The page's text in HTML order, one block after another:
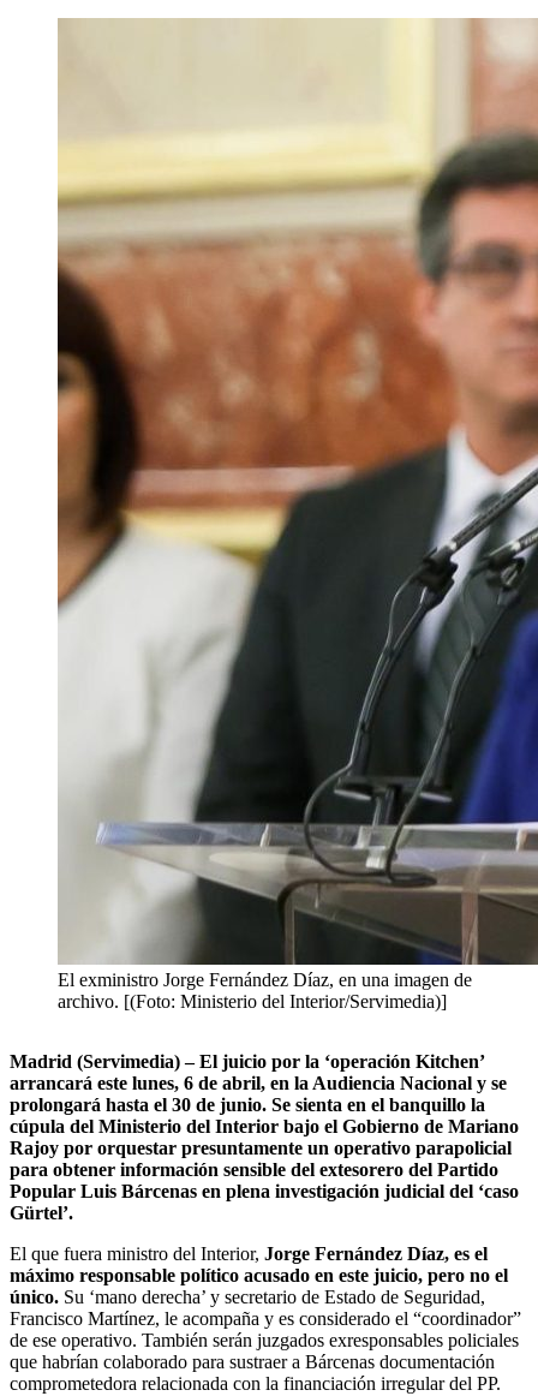
El exministro Jorge Fernández Díaz, en una imagen de
archivo. [(Foto: Ministerio del Interior/Servimedia)]
Madrid (Servimedia) – El juicio por la ‘operación Kitchen’
arrancará este lunes, 6 de abril, en la Audiencia Nacional y se
prolongará hasta el 30 de junio. Se sienta en el banquillo la
cúpula del Ministerio del Interior bajo el Gobierno de Mariano
Rajoy por orquestar presuntamente un operativo parapolicial
para obtener información sensible del extesorero del Partido
Popular Luis Bárcenas en plena investigación judicial del ‘caso
Gürtel’.
El que fuera ministro del Interior, Jorge Fernández Díaz, es el
máximo responsable político acusado en este juicio, pero no el
único. Su ‘mano derecha’ y secretario de Estado de Seguridad,
Francisco Martínez, le acompaña y es considerado el “coordinador”
de ese operativo. También serán juzgados exresponsables policiales
que habrían colaborado para sustraer a Bárcenas documentación
comprometedora relacionada con la financiación irregular del PP.